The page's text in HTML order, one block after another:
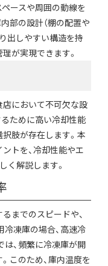
ースや周囲の動線を
部の設計（棚の配置や
出しやすい構造を持
が実現できます。
店において不可欠な設
ために高い冷却性能
肢が存在します。本
トを、冷却性能やエ
く解説します。
までのスピードや、
凍庫の場合、高速冷
、頻繁に冷凍庫が開
このため、庫内温度を